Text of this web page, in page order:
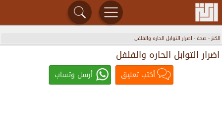
الكنز- صحة- اضرار التوابل الحاره والفلفل
اضرار التوابل الحاره والفلفل
أكتب تعليق أرسل وتساب